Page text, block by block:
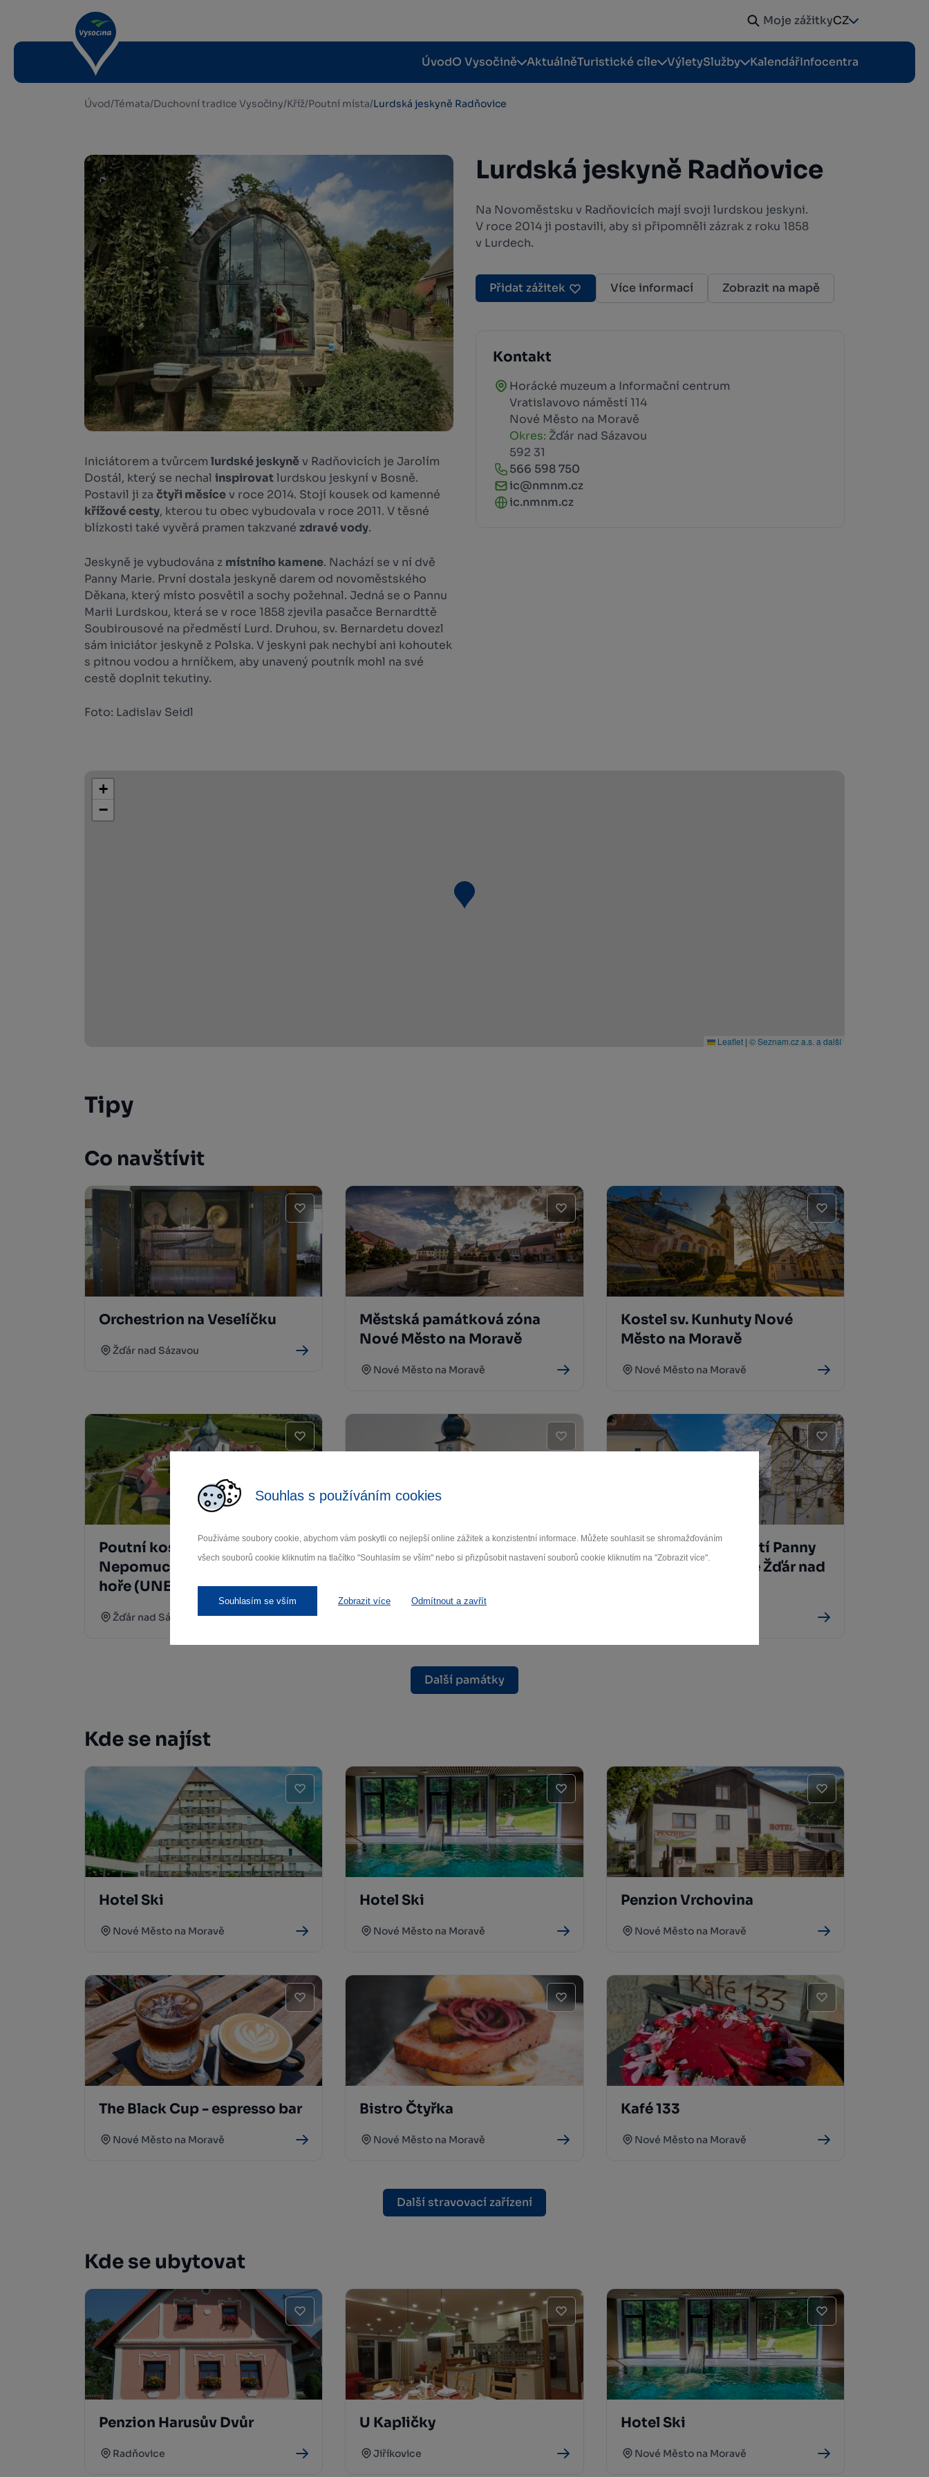
Souhlas s používáním cookies
Používáme soubory cookie, abychom vám poskytli co nejlepší online zážitek a konzistentní informace. Můžete souhlasit se shromažďováním
všech souborů cookie kliknutím na tlačítko "Souhlasím se vším" nebo si přizpůsobit nastavení souborů cookie kliknutím na "Zobrazit více".
Souhlasím se vším Zobrazit více Odmítnout a zavřít
Moje zážitkyCZ
ÚvodO Vysočině AktuálněTuristické cíle VýletySlužby KalendářInfocentra
Úvod/Témata/Duchovní tradice Vysočiny/Kříž/Poutní místa/Lurdská jeskyně Radňovice
Lurdská jeskyně Radňovice
Na Novoměstsku v Radňovicích mají svoji lurdskou jeskyni.
V roce 2014 ji postavili, aby si připomněli zázrak z roku 1858
v Lurdech.
Přidat zážitek Více informací Zobrazit na mapě
Kontakt
Horácké muzeum a Informační centrum
Vratislavovo náměstí 114
Nové Město na Moravě
Okres: Žďár nad Sázavou
592 31
566 598 750
ic@nmnm.cz
ic.nmnm.cz
Iniciátorem a tvůrcem lurdské jeskyněv Radňovicích je Jarolím
Dostál, který se nechal inspirovatlurdskou jeskyní v Bosně.
Postavil ji za čtyři měsícev roce 2014. Stojí kousek od kamenné
křížové cesty, kterou tu obec vybudovala v roce 2011. V těsné
blízkosti také vyvěrá pramen takzvané zdravé vody.
Jeskyně je vybudována z místního kamene. Nachází se v ní dvě
Panny Marie. První dostala jeskyně darem od novoměstského
Děkana, který místo posvětil a sochy požehnal. Jedná se o Pannu
Marii Lurdskou, která se v roce 1858 zjevila pasačce Bernardttě
Soubirousové na předměstí Lurd. Druhou, sv. Bernardetu dovezl
sám iniciátor jeskyně z Polska. V jeskyni pak nechybí ani kohoutek
s pitnou vodou a hrníčkem, aby unavený poutník mohl na své
cestě doplnit tekutiny.
Foto: Ladislav Seidl
+
−
Leaflet | © Seznam.cz a.s. a další
Tipy
Co navštívit
Orchestrion na Veselíčku
Žďár nad Sázavou
Městská památková zóna
Nové Město na Moravě
Nové Město na Moravě
Kostel sv. Kunhuty Nové
Město na Moravě
Nové Město na Moravě
Poutní kostel sv. Jana
Nepomuckého na Zelené
hoře (UNESCO)
Žďár nad Sázavou
Farní kostel sv. Prokopa Žďár
Žďár nad Sázavou
Bazilika Nanebevzetí Panny
Marie a sv. Mikuláše Žďár nad
Další památky
Kde se najíst
Hotel Ski
Nové Město na Moravě
Hotel Ski
Nové Město na Moravě
Penzion Vrchovina
Nové Město na Moravě
The Black Cup - espresso bar
Nové Město na Moravě
Bistro Čtyřka
Nové Město na Moravě
Kafé 133
Nové Město na Moravě
Další stravovací zařízení
Kde se ubytovat
Penzion Harusův Dvůr
Radňovice
U Kapličky
Jiříkovice
Hotel Ski
Nové Město na Moravě